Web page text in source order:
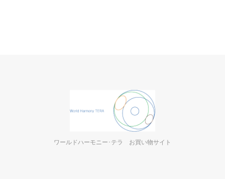
ワールドハーモニー･テラ お買い物サイト